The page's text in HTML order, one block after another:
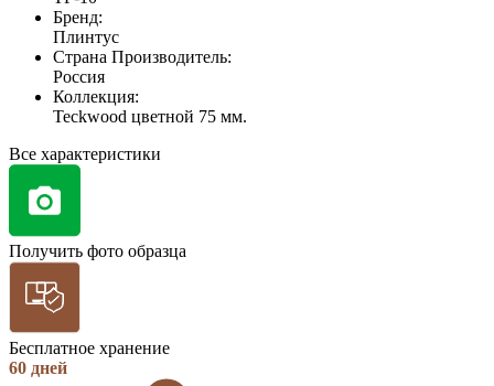
Бренд:
Плинтус
Страна Производитель:
Россия
Коллекция:
Teckwood цветной 75 мм.
Все характеристики
Получить фото образца
Бесплатное хранение
60 дней